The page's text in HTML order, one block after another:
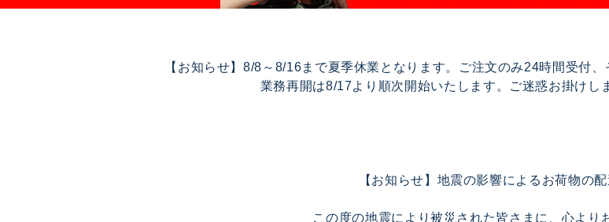
【お知らせ】8/8～8/16まで夏季休業となります。ご注文のみ24時間受付
業務再開は8/17より順次開始いたします。ご迷惑お掛けし
【お知らせ】地震の影響によるお荷物の
この度の地震により被災された皆さまに、心より